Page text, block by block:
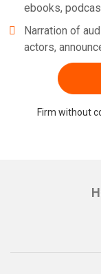
ebooks,
Narration of
actors,
Firm without
Whatsapp